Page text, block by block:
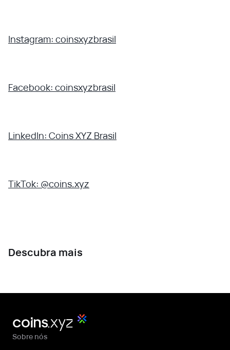
Instagram: coinsxyzbrasil
Facebook: coinsxyzbrasil
LinkedIn: Coins XYZ Brasil
TikTok: @coins.xyz
Descubra mais
Sobre nós